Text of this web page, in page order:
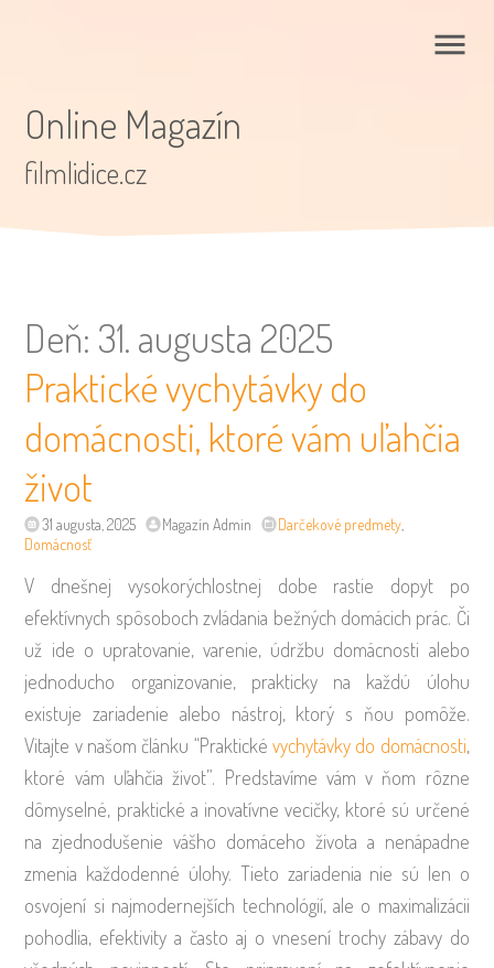
Online Magazín
filmlidice.cz
Deň: 31. augusta 2025
Praktické vychytávky do
domácnosti, ktoré vám uľahčia
život
31 augusta, 2025 Magazín Admin Darčekové predmety
Domácnosť
V dnešnej vysokorýchlostnej dobe rastie dopyt po
efektívnych spôsoboch zvládania bežných domácich prác. Či
už ide o upratovanie, varenie, údržbu domácnosti alebo
jednoducho organizovanie, prakticky na každú úlohu
existuje zariadenie alebo nástroj, ktorý s ňou pomôže.
Vitajte v našom článku “Praktické vychytávky do domácnosti,
ktoré vám uľahčia život”. Predstavíme vám v ňom rôzne
dômyselné, praktické a inovatívne vecičky, ktoré sú určené
na zjednodušenie vášho domáceho života a nenápadne
zmenia každodenné úlohy. Tieto zariadenia nie sú len o
osvojení si najmodernejších technológií, ale o maximalizácii
pohodlia, efektivity a často aj o vnesení trochy zábavy do